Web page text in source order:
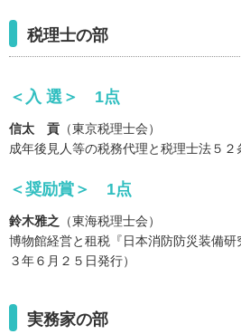
税理士の部
＜入 選＞ 1点
信太 貢 （東京税理士会）
成年後見人等の税務代理と税理士法５２
＜奨励賞＞ 1点
鈴木雅之 （東海税理士会）
博物館経営と租税『日本消防防災装備研
３年６月２５日発行）
実務家の部